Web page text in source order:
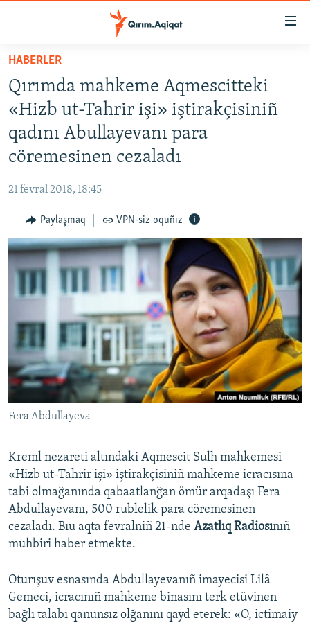
Esas
qaytmaq
Baş
navigatsiyağa
qaytmaq
Qıdıruvğa
HABERLER
SİYASET
İQTİSADİYAT
CEMİYET
İNSAN AQLARI
VİDEO
SÜRET
BLOGLAR
FİKİR
Русский
Українською
QOŞULIÑIZ!
RFE/RS bütün saytları
HABERLER
Qırımda mahkeme Aqmescitteki
«Hizb ut-Tahrir işi» iştirakçisiniñ
qadını Abullayevanı para
cöremesinen cezaladı
21 fevral 2018, 18:45
Paylaşmaq VPN-siz oquñız
Fera Abdullayeva
Kreml nezareti altındaki Aqmescit Sulh mahkemesi
«Hizb ut-Tahrir işi» iştirakçisiniñ mahkeme icracısına
tabi olmağanında qabaatlanğan ömür arqadaşı Fera
Abdullayevanı, 500 rublelik para cöremesinen
cezaladı. Bıu aqta fevralniñ 21-nde Azatlıq Radiosınıñ
muhbiri haber etmekte.
Oturışuv esnasında Abdullayevanıñ imayecisi Lilâ
Gemeci, icracınıñ mahkeme binasını terk etüvinen
bağlı talabı qanunsız olğanını qayd eterek: «O, ictimaiy